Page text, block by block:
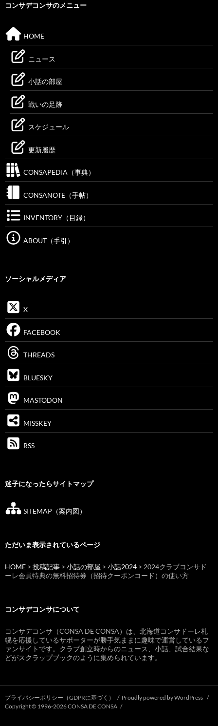
コンサデコンサのメニュー
HOME
ニュース
小話の部屋
戦いの足跡
スケジュール
更新履歴
CONSAPEDIA（事典）
CONSANOTE（手帖）
INVENTORY（目録）
ABOUT（手引）
ソーシャルメディア
X
FACEBOOK
THREADS
BLUESKY
MASTODON
MISSKEY
RSS
迷子になったらサイトマップ
SITEMAP（案内図）
ただいま表示されているページ
HOME > 投稿記事 > 小話の部屋 > 小話2024 > 2024クラブコンサド
ーレ会員特典の無料招待券（招待クーポンコード）の使い方
コンサデコンサについて
コンサデコンサ（CONSA DE CONSA）は、北海道コンサドーレ札
幌を応援しているサポーターが勝手気ままに趣味で運営しているフ
ァンサイトです。クラブ創立時からのニュース、小話、試合結果な
どがスクラップブックのように集められています。
プライバシーポリシー（GDPRに基づく）
Proudly powered by WordPress
Copyright © 1996-2026 CONSA DE CONSA